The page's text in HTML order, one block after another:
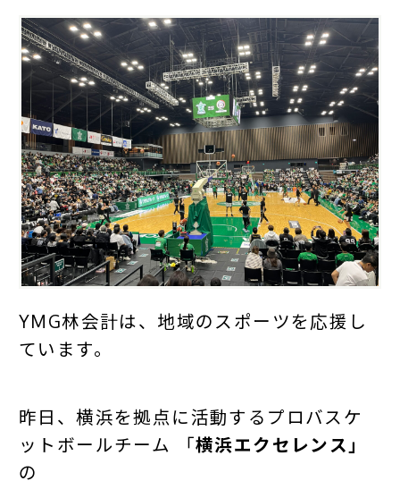
YMG林会計は、地域のスポーツを応援し
ています。
昨日、横浜を拠点に活動するプロバスケ
ットボールチーム 「横浜エクセレンス」
の